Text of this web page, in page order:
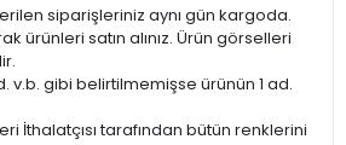
siparişleriniz aynı gün kargoda.
ürünleri satın alınız. Ürün görselleri
v.b. gibi belirtilmemişse ürünün 1 ad.
İthalatçısı tarafından bütün renklerini